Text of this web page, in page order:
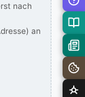
nach
an